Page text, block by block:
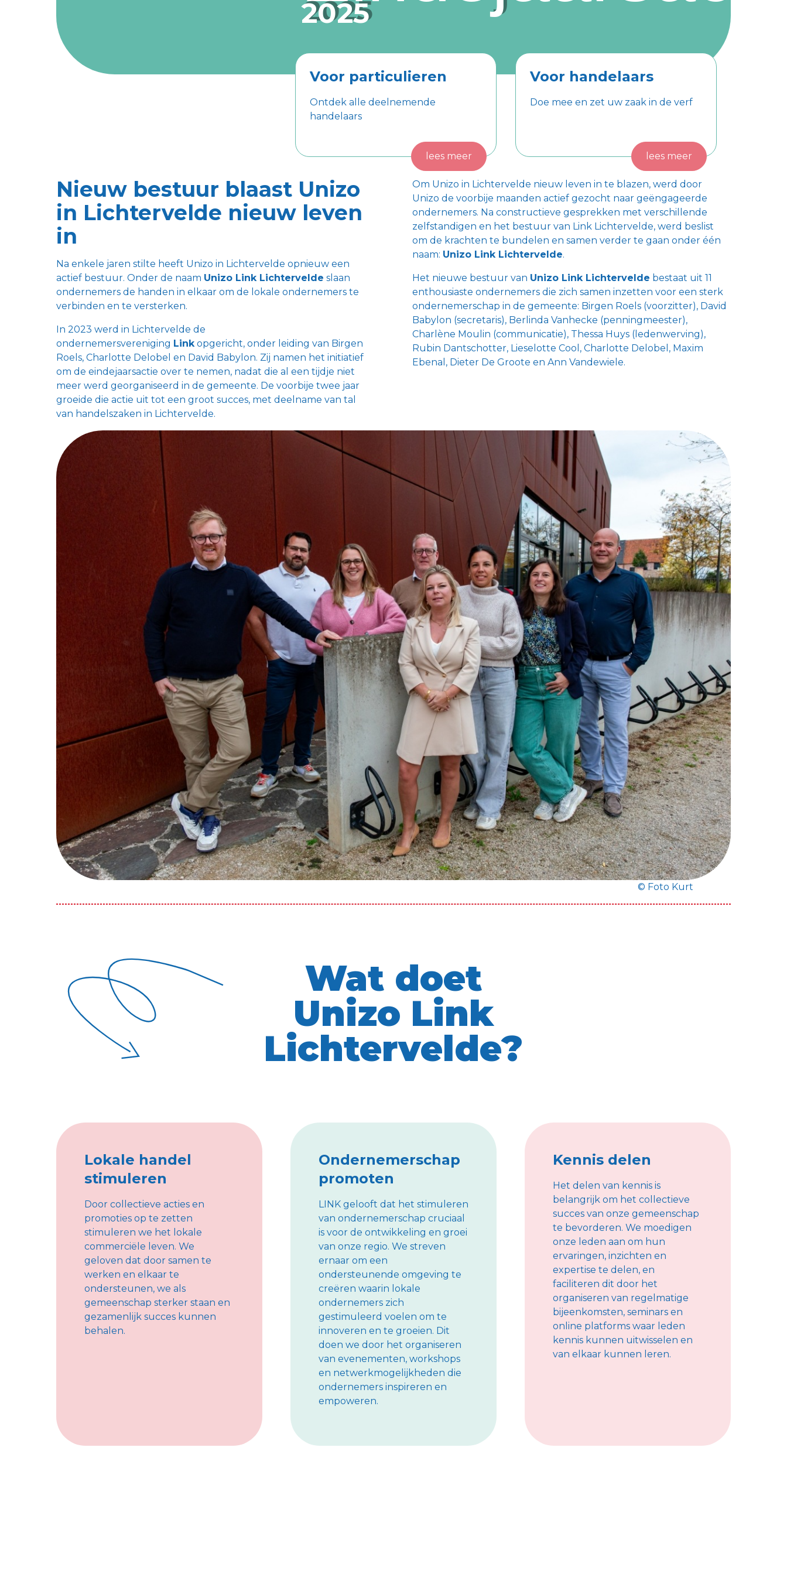
2025
2025
Voor particulieren
Ontdek alle deelnemende
handelaars
lees meer
Voor handelaars
Doe mee en zet uw zaak in de verf
lees meer
Nieuw bestuur blaast Unizo
in Lichtervelde nieuw leven
in
Na enkele jaren stilte heeft Unizo in Lichtervelde opnieuw een
actief bestuur. Onder de naam Unizo Link Lichtervelde slaan
ondernemers de handen in elkaar om de lokale ondernemers te
verbinden en te versterken.
In 2023 werd in Lichtervelde de
ondernemersvereniging Linkopgericht, onder leiding van Birgen
Roels, Charlotte Delobel en David Babylon. Zij namen het initiatief
om de eindejaarsactie over te nemen, nadat die al een tijdje niet
meer werd georganiseerd in de gemeente. De voorbije twee jaar
groeide die actie uit tot een groot succes, met deelname van tal
van handelszaken in Lichtervelde.
Om Unizo in Lichtervelde nieuw leven in te blazen, werd door
Unizo de voorbije maanden actief gezocht naar geëngageerde
ondernemers. Na constructieve gesprekken met verschillende
zelfstandigen en het bestuur van Link Lichtervelde, werd beslist
om de krachten te bundelen en samen verder te gaan onder één
naam: Unizo Link Lichtervelde.
Het nieuwe bestuur van Unizo Link Lichtervelde bestaat uit 11
enthousiaste ondernemers die zich samen inzetten voor een sterk
ondernemerschap in de gemeente: Birgen Roels (voorzitter), David
Babylon (secretaris), Berlinda Vanhecke (penningmeester),
Charlène Moulin (communicatie), Thessa Huys (ledenwerving),
Rubin Dantschotter, Lieselotte Cool, Charlotte Delobel, Maxim
Ebenal, Dieter De Groote en Ann Vandewiele.
© Foto Kurt
Wat doet
Unizo Link
Lichtervelde?
Lokale handel
stimuleren
Door collectieve acties en
promoties op te zetten
stimuleren we het lokale
commerciële leven. We
geloven dat door samen te
werken en elkaar te
ondersteunen, we als
gemeenschap sterker staan en
gezamenlijk succes kunnen
behalen.
Ondernemerschap
promoten
LINK gelooft dat het stimuleren
van ondernemerschap cruciaal
is voor de ontwikkeling en groei
van onze regio. We streven
ernaar om een
ondersteunende omgeving te
creëren waarin lokale
ondernemers zich
gestimuleerd voelen om te
innoveren en te groeien. Dit
doen we door het organiseren
van evenementen, workshops
en netwerkmogelijkheden die
ondernemers inspireren en
empoweren.
Kennis delen
Het delen van kennis is
belangrijk om het collectieve
succes van onze gemeenschap
te bevorderen. We moedigen
onze leden aan om hun
ervaringen, inzichten en
expertise te delen, en
faciliteren dit door het
organiseren van regelmatige
bijeenkomsten, seminars en
online platforms waar leden
kennis kunnen uitwisselen en
van elkaar kunnen leren.